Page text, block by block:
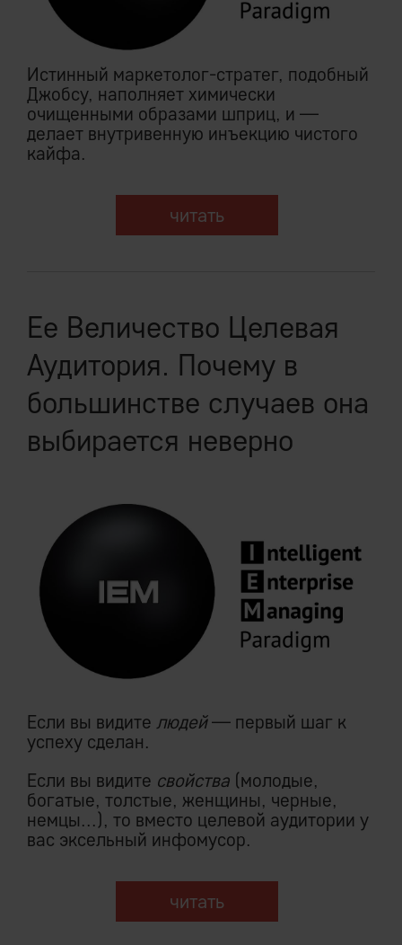
Истинный маркетолог-стратег, подобный
Джобсу, наполняет химически
очищенными образами шприц, и —
делает внутривенную инъекцию чистого
кайфа.
читать
Ее Величество Целевая
Аудитория. Почему в
большинстве случаев она
выбирается неверно
Если вы видите людей— первый шаг к
успеху сделан.
Если вы видите свойства (молодые,
богатые, толстые, женщины, черные,
немцы...), то вместо целевой аудитории у
вас эксельный инфомусор.
читать